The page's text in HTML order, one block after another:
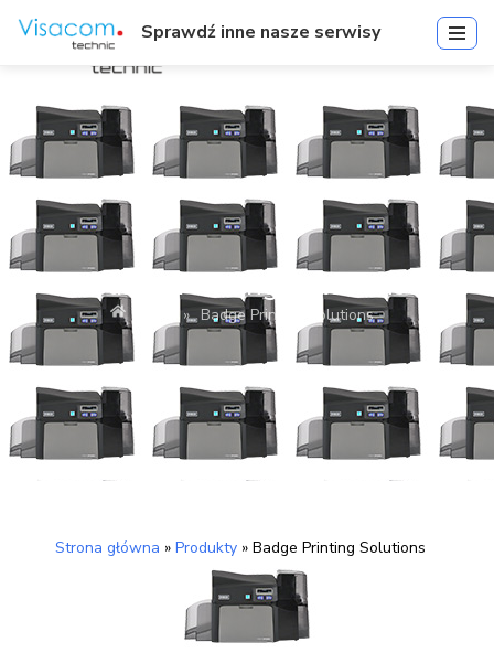
Badge Printing Solutions
» Badge Printing Solutions
Strona główna » Produkty » Badge Printing Solutions
Sprawdź inne nasze serwisy